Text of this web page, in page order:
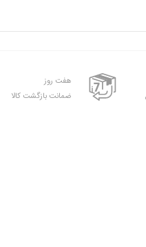
هفت روز
ضمانت بازگشت کالا